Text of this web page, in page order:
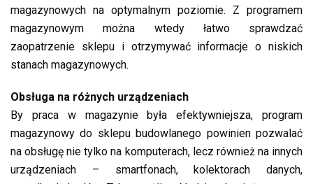
magazynowych na optymalnym poziomie. Z programem
magazynowym można wtedy łatwo sprawdzać
zaopatrzenie sklepu i otrzymywać informacje o niskich
stanach magazynowych.
Obsługa na różnych urządzeniach
By praca w magazynie była efektywniejsza, program
magazynowy do sklepu budowlanego powinien pozwalać
na obsługę nie tylko na komputerach, lecz również na innych
urządzeniach – smartfonach, kolektorach danych,